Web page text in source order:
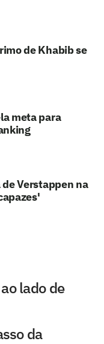
de Khabib se
meta para
Verstappen na
lado de
da